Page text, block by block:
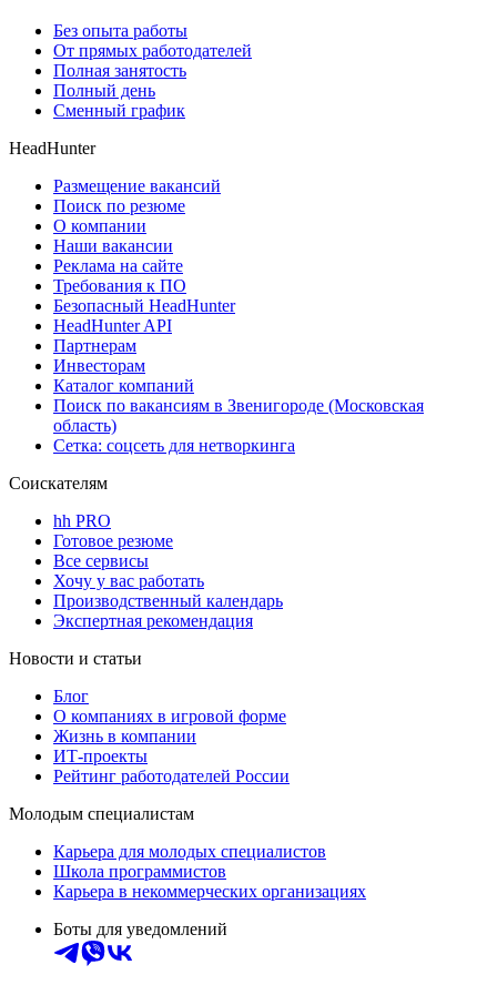
Без опыта работы
От прямых работодателей
Полная занятость
Полный день
Сменный график
HeadHunter
Размещение вакансий
Поиск по резюме
О компании
Наши вакансии
Реклама на сайте
Требования к ПО
Безопасный HeadHunter
HeadHunter API
Партнерам
Инвесторам
Каталог компаний
Поиск по вакансиям в Звенигороде (Московская
область)
Сетка: соцсеть для нетворкинга
Соискателям
hh PRO
Готовое резюме
Все сервисы
Хочу у вас работать
Производственный календарь
Экспертная рекомендация
Новости и статьи
Блог
О компаниях в игровой форме
Жизнь в компании
ИТ-проекты
Рейтинг работодателей России
Молодым специалистам
Карьера для молодых специалистов
Школа программистов
Карьера в некоммерческих организациях
Боты для уведомлений